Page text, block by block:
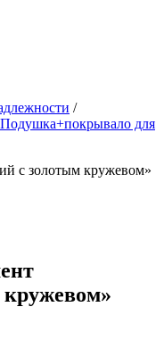
/
Подушка+покрывало для
с золотым кружевом»